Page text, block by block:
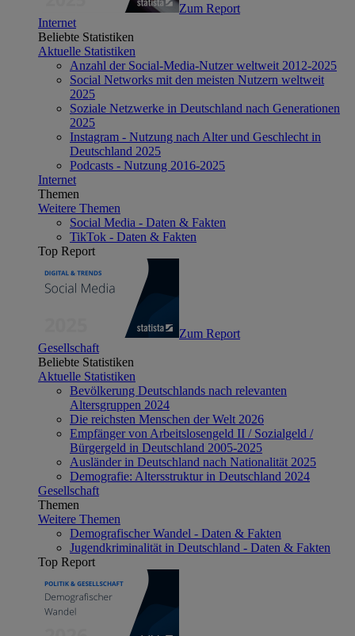
Zum Report
Internet
Beliebte Statistiken
Aktuelle Statistiken
Anzahl der Social-Media-Nutzer weltweit 2012-2025
Social Networks mit den meisten Nutzern weltweit
2025
Soziale Netzwerke in Deutschland nach Generationen
2025
Instagram - Nutzung nach Alter und Geschlecht in
Deutschland 2025
Podcasts - Nutzung 2016-2025
Internet
Themen
Weitere Themen
Social Media - Daten & Fakten
TikTok - Daten & Fakten
Top Report
Zum Report
Gesellschaft
Beliebte Statistiken
Aktuelle Statistiken
Bevölkerung Deutschlands nach relevanten
Altersgruppen 2024
Die reichsten Menschen der Welt 2026
Empfänger von Arbeitslosengeld II / Sozialgeld /
Bürgergeld in Deutschland 2005-2025
Ausländer in Deutschland nach Nationalität 2025
Demografie: Altersstruktur in Deutschland 2024
Gesellschaft
Themen
Weitere Themen
Demografischer Wandel - Daten & Fakten
Jugendkriminalität in Deutschland - Daten & Fakten
Top Report